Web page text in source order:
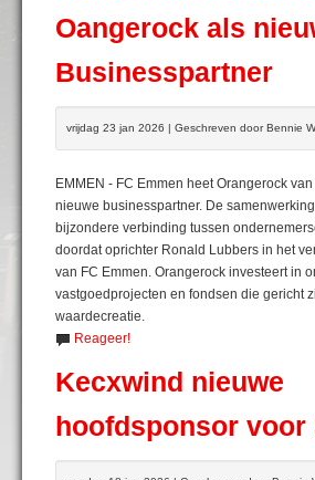
Oangerock als
Businesspartner
vrijdag 23 jan 2026 | Geschreven door Bennie
EMMEN - FC Emmen heet Orangerock
nieuwe businesspartner. De
bijzondere verbinding tussen
doordat oprichter Ronald Lubbers in het
van FC Emmen. Orangerock investeert in
vastgoedprojecten en fondsen die gericht
waardecreatie.
Reageer!
Kecxwind nieuwe
hoofdsponsor voor